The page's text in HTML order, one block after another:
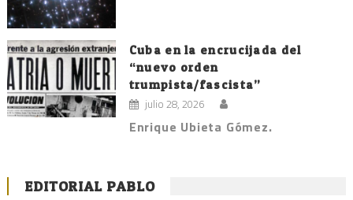
Cuba en la encrucijada del
“nuevo orden
trumpista/fascista”
julio 28, 2026
Enrique Ubieta Gómez.
EDITORIAL PABLO